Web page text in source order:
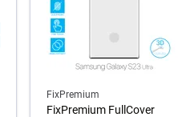
FixPremium
FixPremium FullCover